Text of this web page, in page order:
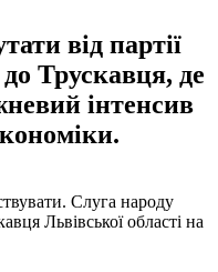
від партії
Трускавця, де
інтенсив
Слуга народу
Львівської області на